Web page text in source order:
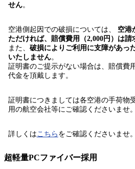
せん。
空港側起因での破損については、 空港
ただければ、賠償費用（2,000円）は請
また、 破損によりご利用に支障があっ
いたしません。
証明書のご提示がない場合は、賠償費
代金を頂戴します。
証明書につきましては各空港の手荷物
用の航空会社等にご確認くださいませ。
詳しくは こちら をご確認くださいませ。
超軽量PCファイバー採用